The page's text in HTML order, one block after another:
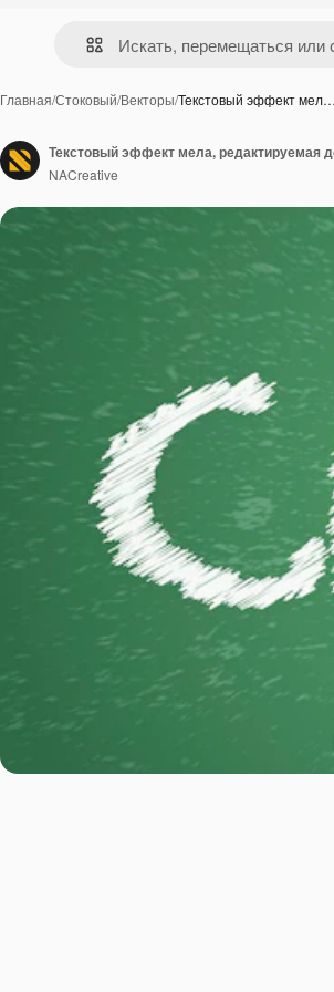
Главная/Стоковый/Векторы/Текстовый эффект мел…
Текстовый эффект мела, редактируемая
NACreative